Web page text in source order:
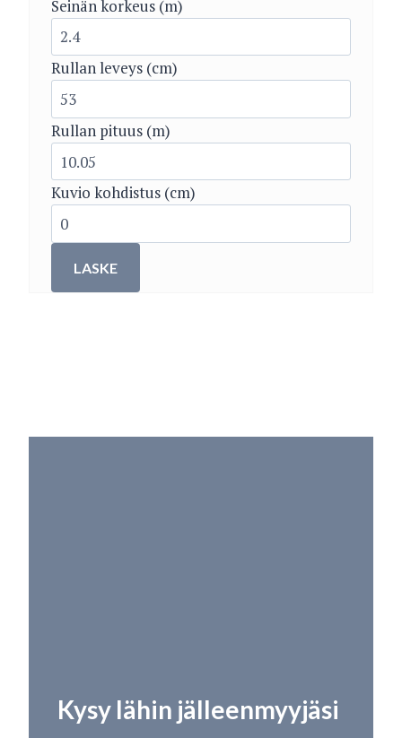
Seinän korkeus (m)
Rullan leveys (cm)
Rullan pituus (m)
Kuvio kohdistus (cm)
LASKE
Kysy lähin jälleenmyyjäsi